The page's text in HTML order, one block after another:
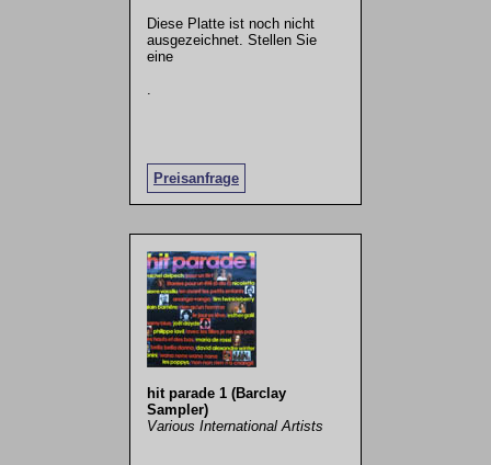
Diese Platte ist noch nicht
ausgezeichnet. Stellen Sie
eine
Preisanfrage
hit parade 1 (Barclay
Sampler)
Various International Artists